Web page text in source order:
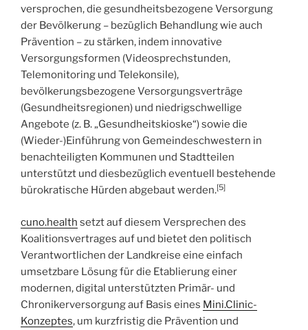
versprochen, die gesundheitsbezogene Versorgung
der Bevölkerung – bezüglich Behandlung wie auch
Prävention – zu stärken, indem innovative
Versorgungsformen (Videosprechstunden,
Telemonitoring und Telekonsile),
bevölkerungsbezogene Versorgungsverträge
(Gesundheitsregionen) und niedrigschwellige
Angebote (z. B. „Gesundheitskioske“) sowie die
(Wieder-)Einführung von Gemeindeschwestern in
benachteiligten Kommunen und Stadtteilen
unterstützt und diesbezüglich eventuell bestehende
bürokratische Hürden abgebaut werden.[5]
cuno.health setzt auf diesem Versprechen des
Koalitionsvertrages auf und bietet den politisch
Verantwortlichen der Landkreise eine einfach
umsetzbare Lösung für die Etablierung einer
modernen, digital unterstützten Primär- und
Chronikerversorgung auf Basis eines Mini.Clinic-
Konzeptes, um kurzfristig die Prävention und